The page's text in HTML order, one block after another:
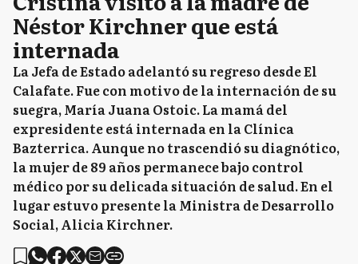
Néstor Kirchner que está
internada
La Jefa de Estado adelantó su regreso desde El
Calafate. Fue con motivo de la internación de su
suegra, María Juana Ostoic. La mamá del
expresidente está internada en la Clínica
Bazterrica. Aunque no trascendió su diagnótico,
la mujer de 89 años permanece bajo control
médico por su delicada situación de salud. En el
lugar estuvo presente la Ministra de Desarrollo
Social, Alicia Kirchner.